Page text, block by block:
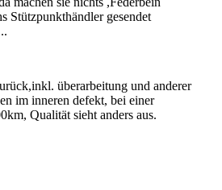
Stützpunkthändler gesendet
überarbeitung und anderer
im inneren defekt, bei einer
Qualität sieht anders aus.